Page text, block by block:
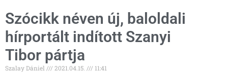
Szócikk néven új, baloldali
hírportált indított Szanyi
Tibor pártja
Szalay Dániel 2021.04.15. 11:41